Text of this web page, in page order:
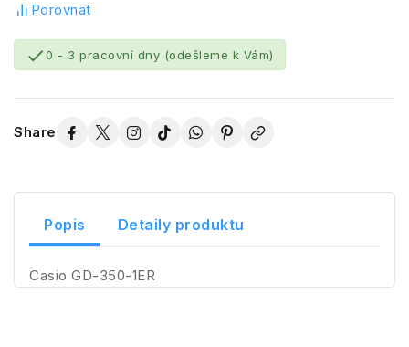
Porovnat
0 - 3 pracovní dny (odešleme k Vám)
Share
Popis Detaily produktu
Casio GD-350-1ER